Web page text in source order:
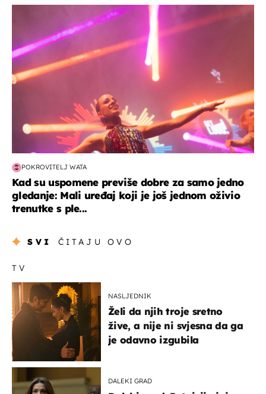
POKROVITELJ WATA
Kad su uspomene previše dobre za samo jedno
gledanje: Mali uređaj koji je još jednom oživio
trenutke s ple...
SVI ČITAJU OVO
TV
NASLJEDNIK
Želi da njih troje sretno
žive, a nije ni svjesna da ga
je odavno izgubila
DALEKI GRAD